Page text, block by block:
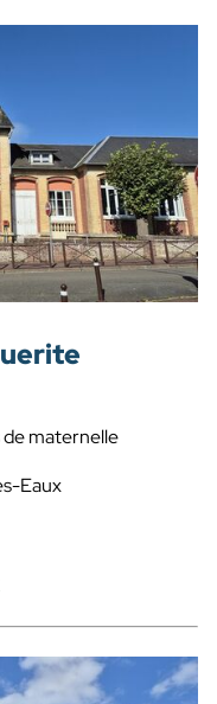
de maternelle
Eaux